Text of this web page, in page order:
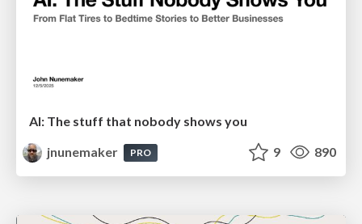
AI: The stuff that nobody shows you
jnunemaker
PRO 9 890